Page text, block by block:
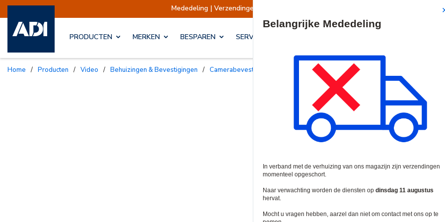
Mededeling | Verzendingen opgeschort Verzendingen worden op
PRODUCTEN MERKEN BESPAREN SERVICES & OPLOSSINGEN
Home / Producten / Video / Behuizingen & Bevestigingen / Camerabevestigingen